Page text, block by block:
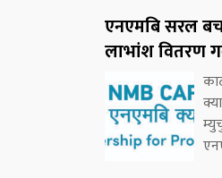
एनएमबि सरल
लाभांश वितरण